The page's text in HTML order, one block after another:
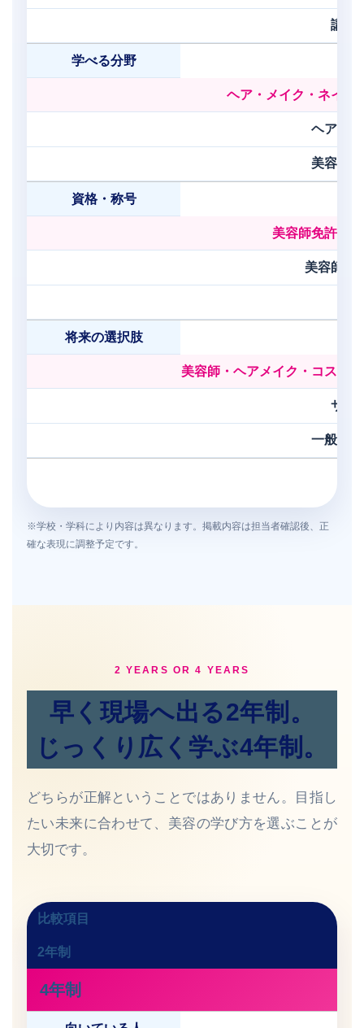
講義
学べる分野
ヘア・メイク・ネイル
ヘア・
美容資
資格・称号
美容師免許＋
美容師免
将来の選択肢
美容師・ヘアメイク・コスメ
サロ
一般企
※学校・学科により内容は異なります。掲載内容は担当者確認後、正
確な表現に調整予定です。
2 YEARS OR 4 YEARS
早く現場へ出る2年制。
じっくり広く学ぶ4年制。
どちらが正解ということではありません。目指し
たい未来に合わせて、美容の学び方を選ぶことが
大切です。
比較項目
2年制
4年制